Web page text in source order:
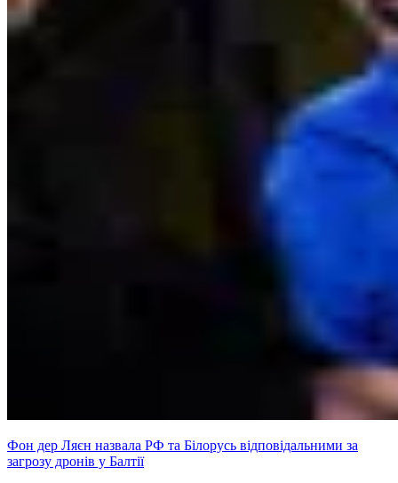
Фон дер Ляєн назвала РФ та Білорусь відповідальними за
загрозу дронів у Балтії